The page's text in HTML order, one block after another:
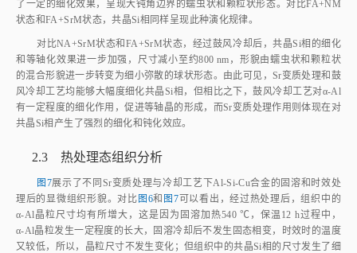
了一定的细化效果，呈现大钝角边界的蠕虫状和颗粒状形态。对比FA+NM
状态和FA+SrM状态，共晶Si相同样呈现此种演化规律。
对比NA+SrM状态和FA+SrM状态，经过鼓风冷却后，共晶Si相的细化
和等轴化效果进一步加强，尺寸减小至约800 nm，形貌由蠕虫状和颗粒状
的混合形貌进一步转变为细小弥散的球状形态。由此可见，Sr变质处理和鼓
风冷却工艺均能够大幅度细化共晶Si相，但相比之下，鼓风冷却工艺对α‑Al
有一定程度的细化作用，促进等轴晶的形成，而Sr变质处理作用则体现在对
共晶Si相产生了强烈的细化和钝化效应。
2.3 热处理态组织分析
图7展示了不同Sr变质处理与冷却工艺下Al‑Si‑Cu合金的固溶和时效处
理后的显微组织形貌。对比图6和 图7可以看出，经过热处理后，组织中的
α‑Al晶粒尺寸均有所增大，这是因为固溶加热540 ℃，保温12 h过程中，
α‑Al晶粒发生一定程度的长大，固溶冷却后不发生固态相变，时效时的温度
又较低，所以，晶粒尺寸不发生变化；但组织中的共晶Si相的尺寸发生了细